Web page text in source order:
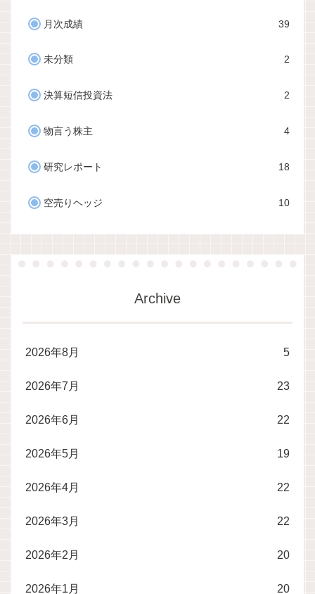
月次成績 39
未分類 2
決算短信投資法 2
物言う株主 4
研究レポート 18
空売りヘッジ 10
Archive
2026年8月 5
2026年7月 23
2026年6月 22
2026年5月 19
2026年4月 22
2026年3月 22
2026年2月 20
2026年1月 20